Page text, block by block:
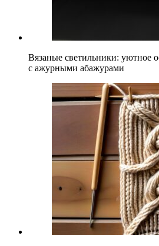
Вязаные светильники: уютное
с ажурными абажурами